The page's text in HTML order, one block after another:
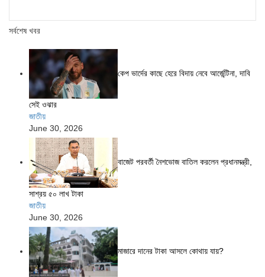
সর্বশেষ খবর
কেপ ভার্দের কাছে হেরে বিদায় নেবে আর্জেন্টিনা, দাবি
সেই ওঝার
জাতীয়
June 30, 2026
বাজেট পরবর্তী নৈশভোজ বাতিল করলেন প্রধানমন্ত্রী,
সাশ্রয় ৫০ লাখ টাকা
জাতীয়
June 30, 2026
মাজারে দানের টাকা আসলে কোথায় যায়?